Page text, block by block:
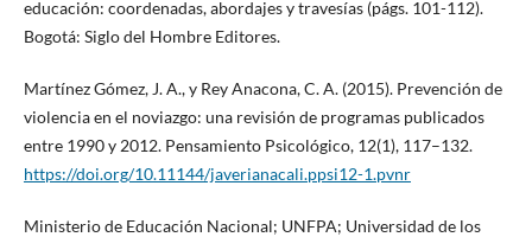
educación: coordenadas, abordajes y travesías (págs. 101-112).
Bogotá: Siglo del Hombre Editores.
Martínez Gómez, J. A., y Rey Anacona, C. A. (2015). Prevención de
violencia en el noviazgo: una revisión de programas publicados
entre 1990 y 2012. Pensamiento Psicológico, 12(1), 117–132.
https://doi.org/10.11144/javerianacali.ppsi12-1.pvnr
Ministerio de Educación Nacional; UNFPA; Universidad de los